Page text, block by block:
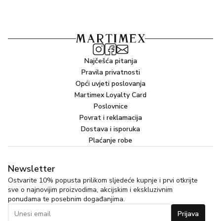
Najčešća pitanja
Pravila privatnosti
Opći uvjeti poslovanja
Martimex Loyalty Card
Poslovnice
Povrat i reklamacija
Dostava i isporuka
Plaćanje robe
Newsletter
Ostvarite 10% popusta prilikom sljedeće kupnje i prvi otkrijte
sve o najnovijim proizvodima, akcijskim i ekskluzivnim
ponudama te posebnim događanjima.
Prijava